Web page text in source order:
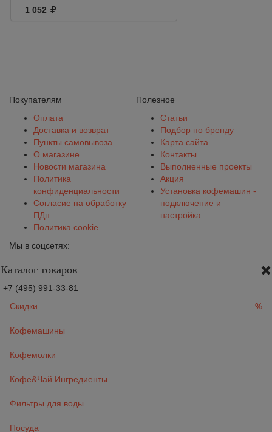
1 052
Покупателям
Оплата
Доставка и возврат
Пункты самовывоза
О магазине
Новости магазина
Политика
конфиденциальности
Согласие на обработку
ПДн
Политика cookie
Полезное
Статьи
Подбор по бренду
Карта сайта
Контакты
Выполненные проекты
Акция
Установка кофемашин -
подключение и
настройка
Мы в соцсетях:
Каталог товаров
+7 (495) 991-33-81
Скидки
%
Кофемашины
Кофемолки
Кофе&Чай Ингредиенты
Фильтры для воды
Посуда